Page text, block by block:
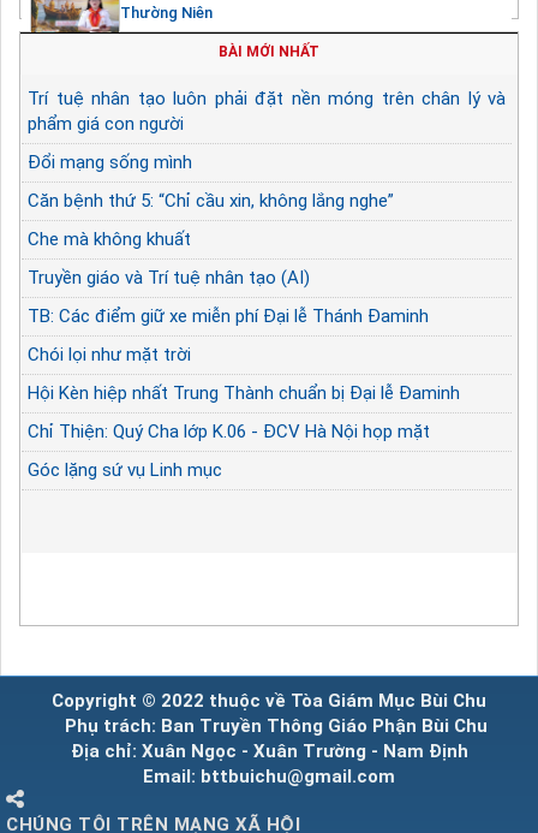
Thường Niên
BÀI MỚI NHẤT
Trí tuệ nhân tạo luôn phải đặt nền móng trên chân lý và
phẩm giá con người
Đổi mạng sống mình
Căn bệnh thứ 5: “Chỉ cầu xin, không lắng nghe”
Che mà không khuất
Truyền giáo và Trí tuệ nhân tạo (AI)
TB: Các điểm giữ xe miễn phí Đại lễ Thánh Đaminh
Chói lọi như mặt trời
Hội Kèn hiệp nhất Trung Thành chuẩn bị Đại lễ Đaminh
Chỉ Thiện: Quý Cha lớp K.06 - ĐCV Hà Nội họp mặt
Góc lặng sứ vụ Linh mục
Copyright © 2022 thuộc về Tòa Giám Mục Bùi Chu
Phụ trách: Ban Truyền Thông Giáo Phận Bùi Chu
Địa chỉ: Xuân Ngọc - Xuân Trường - Nam Định
Email: bttbuichu@gmail.com
CHÚNG TÔI TRÊN MẠNG XÃ HỘI